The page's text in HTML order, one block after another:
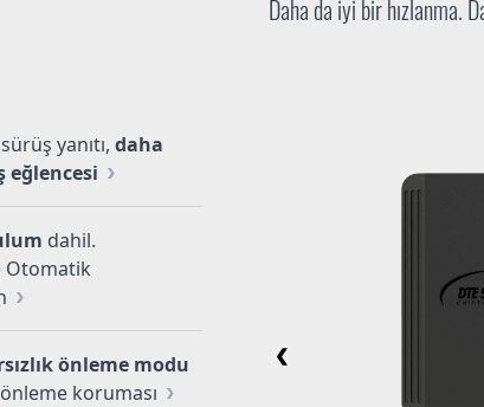
Daha da iyi bir hızlanma.
yanıtı, daha
eğlencesi
dahil.
Otomatik
önleme modu
önleme koruması